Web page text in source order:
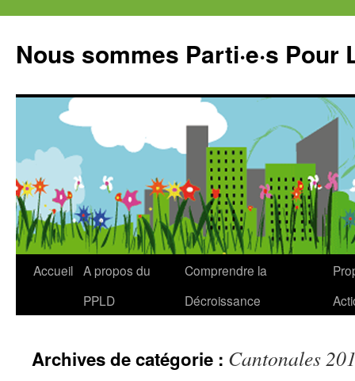
contenu
Nous sommes Parti·e·s
Accueil A propos du
PPLD
Comprendre la
Décroissance
Archives de catégorie : Cantonales